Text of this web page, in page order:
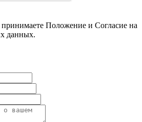
Положение и Согласие на
данных.